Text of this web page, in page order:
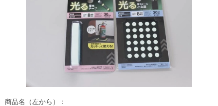
商品名（左から）：